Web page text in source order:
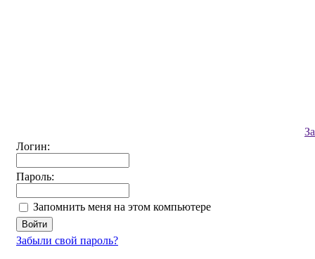
Логин:
Пароль:
Запомнить меня на этом компьютере
Забыли свой пароль?